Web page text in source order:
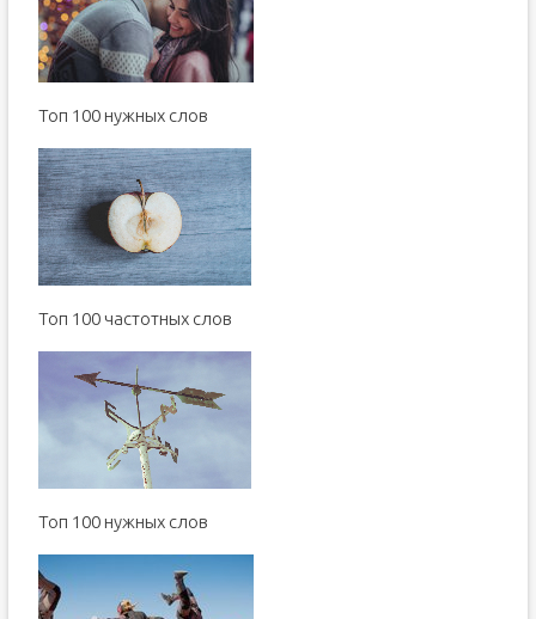
Toп 100 нужных слов
Топ 100 частотных слов
Toп 100 нужных слов